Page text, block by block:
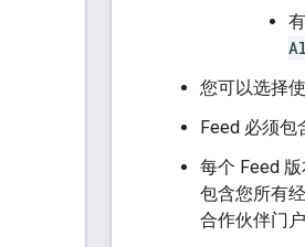
您可以选择
Feed 必须包
每个 Feed
包含您所有
合作伙伴门